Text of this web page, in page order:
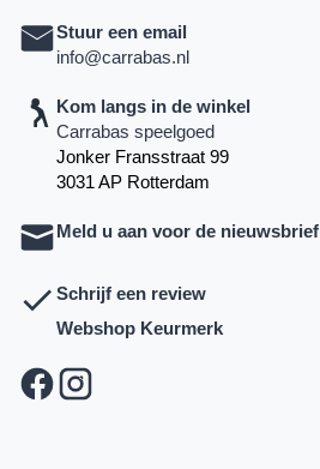
Stuur een email
info@carrabas.nl
Kom langs in de winkel
Carrabas speelgoed
Jonker Fransstraat 99
3031 AP Rotterdam
Meld u aan voor de nieuwsbrief
Schrijf een review
Webshop Keurmerk